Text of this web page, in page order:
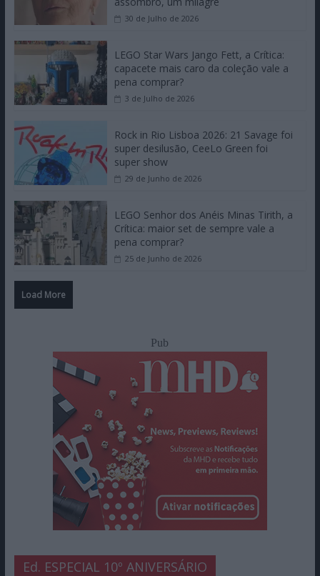
30 de Julho de 2026
LEGO Star Wars Jango Fett, a Crítica:
capacete mais caro da coleção vale a
pena comprar?
3 de Julho de 2026
Rock in Rio Lisboa 2026: 21 Savage foi
super desilusão, CeeLo Green foi
super show
29 de Junho de 2026
LEGO Senhor dos Anéis Minas Tirith, a
Crítica: maior set de sempre vale a
pena comprar?
25 de Junho de 2026
Load More
Pub
Ed. ESPECIAL 10º ANIVERSÁRIO